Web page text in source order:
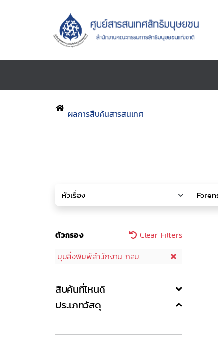
ผลการสืบค้นสารสนเทศ
ตัวกรอง
Clear Filters
มุมสิ่งพิมพ์สำนักงาน กสม.
สืบค้นที่ไหนดี
ประเภทวัสดุ